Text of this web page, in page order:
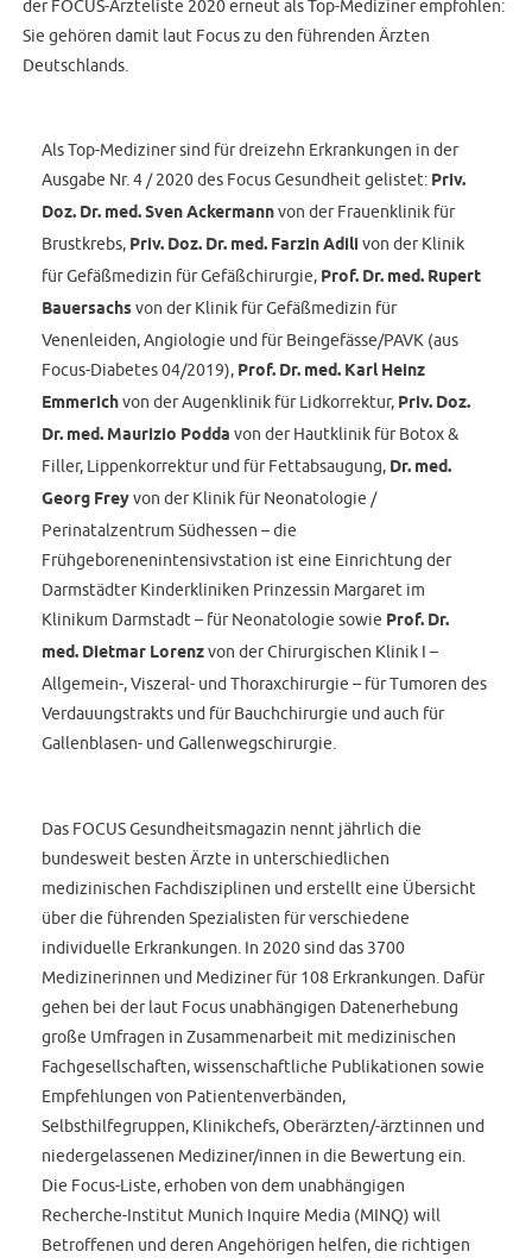
der FOCUS-Ärzteliste 2020 erneut als Top-Mediziner empfohlen:
Sie gehören damit laut Focus zu den führenden Ärzten
Deutschlands.
Als Top-Mediziner sind für dreizehn Erkrankungen in der
Ausgabe Nr. 4 / 2020 des Focus Gesundheit gelistet: Priv.
Doz. Dr. med. Sven Ackermannvon der Frauenklinik für
Brustkrebs, Priv. Doz. Dr. med. Farzin Adili von der Klinik
für Gefäßmedizin für Gefäßchirurgie, Prof. Dr. med. Rupert
Bauersachsvon der Klinik für Gefäßmedizin für
Venenleiden, Angiologie und für Beingefässe/PAVK (aus
Focus-Diabetes 04/2019), Prof. Dr. med. Karl Heinz
Emmerichvon der Augenklinik für Lidkorrektur, Priv. Doz.
Dr. med. Maurizio Podda von der Hautklinik für Botox &
Filler, Lippenkorrektur und für Fettabsaugung, Dr. med.
Georg Freyvon der Klinik für Neonatologie /
Perinatalzentrum Südhessen – die
Frühgeborenenintensivstation ist eine Einrichtung der
Darmstädter Kinderkliniken Prinzessin Margaret im
Klinikum Darmstadt – für Neonatologie sowie Prof. Dr.
med. Dietmar Lorenzvon der Chirurgischen Klinik I –
Allgemein-, Viszeral- und Thoraxchirurgie – für Tumoren des
Verdauungstrakts und für Bauchchirurgie und auch für
Gallenblasen- und Gallenwegschirurgie.
Das FOCUS Gesundheitsmagazin nennt jährlich die
bundesweit besten Ärzte in unterschiedlichen
medizinischen Fachdisziplinen und erstellt eine Übersicht
über die führenden Spezialisten für verschiedene
individuelle Erkrankungen. In 2020 sind das 3700
Medizinerinnen und Mediziner für 108 Erkrankungen. Dafür
gehen bei der laut Focus unabhängigen Datenerhebung
große Umfragen in Zusammenarbeit mit medizinischen
Fachgesellschaften, wissenschaftliche Publikationen sowie
Empfehlungen von Patientenverbänden,
Selbsthilfegruppen, Klinikchefs, Oberärzten/-ärztinnen und
niedergelassenen Mediziner/innen in die Bewertung ein.
Die Focus-Liste, erhoben von dem unabhängigen
Recherche-Institut Munich Inquire Media (MINQ) will
Betroffenen und deren Angehörigen helfen, die richtigen